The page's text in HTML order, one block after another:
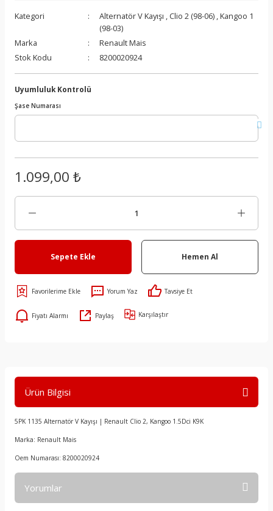
Kategori Alternatör V Kayışı , Clio 2 (98-06) ,Kangoo 1
(98-03)
Marka
Renault Mais
Stok Kodu
8200020924
Uyumluluk Kontrolü
Şase Numarası
1.099,00 ₺
Sepete Ekle Hemen Al
Yorum Yaz Tavsiye Et
Fiyatı Alarmı Paylaş Karşılaştır
Ürün Bilgisi
5PK 1135 Alternatör V Kayışı | Renault Clio 2, Kangoo 1.5Dci K9K
Marka: Renault Mais
Oem Numarası: 8200020924
Yorumlar